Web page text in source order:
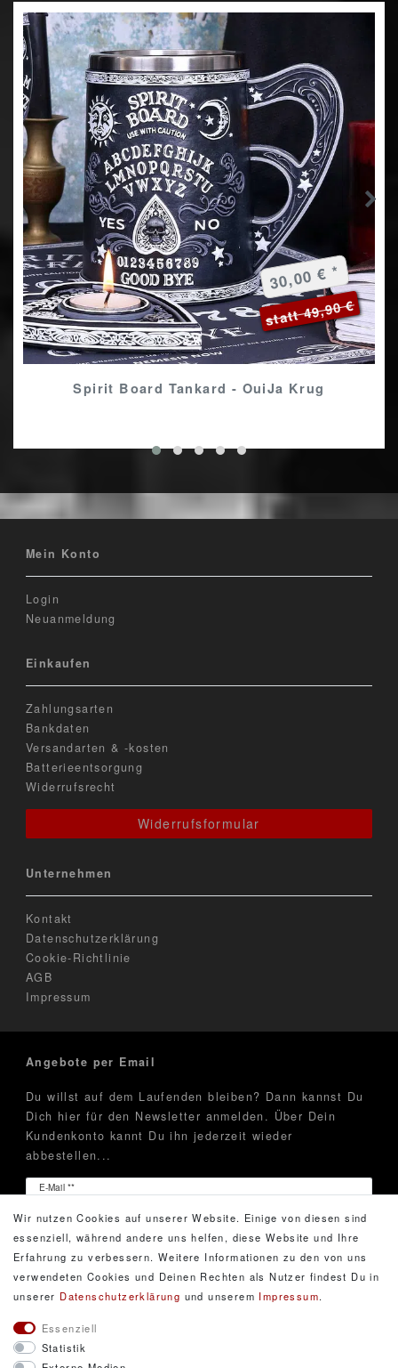
Spirit Board Tankard - OuiJa Krug
statt 49,90 €
30,00 € *
Mein Konto
Login
Neuanmeldung
Einkaufen
Zahlungsarten
Bankdaten
Versandarten & -kosten
Batterieentsorgung
Widerrufsrecht
Widerrufsformular
Unternehmen
Kontakt
Datenschutzerklärung
Cookie-Richtlinie
AGB
Impressum
Angebote per Email
Du willst auf dem Laufenden bleiben? Dann kannst Du
Dich hier für den Newsletter anmelden. Über Dein
Kundenkonto kannt Du ihn jederzeit wieder
abbestellen...
E-Mail **
Newsletter
Hiermit bestätige ich, dass ich die
Daten­schutz­erklärung
gelesen habe. Meine Einwilligung kann ich jederzeit
widerrufen.**
Wir nutzen Cookies auf unserer Website. Einige von diesen sind
essenziell, während andere uns helfen, diese Website und Ihre
Erfahrung zu verbessern. Weitere Informationen zu den von uns
verwendeten Cookies und Deinen Rechten als Nutzer findest Du in
unserer Daten­schutz­erklärung und unserem Impressum.
Essenziell
Statistik